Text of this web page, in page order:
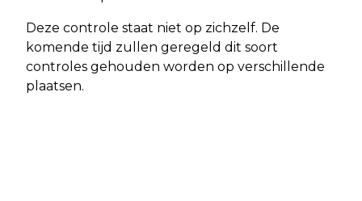
Deze controle staat niet op zichzelf. De
komende tijd zullen geregeld dit soort
controles gehouden worden op verschillende
plaatsen.